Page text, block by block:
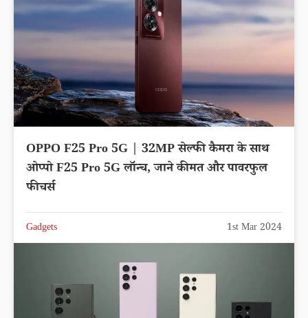
OPPO F25 Pro 5G | 32MP सेल्फी कैमरा के साथ
ओप्पो F25 Pro 5G लॉन्च, जाने कीमत और पावरफुल
फीचर्स
Gadgets 1st Mar 2024